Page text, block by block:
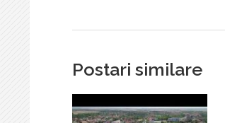
Postari similare